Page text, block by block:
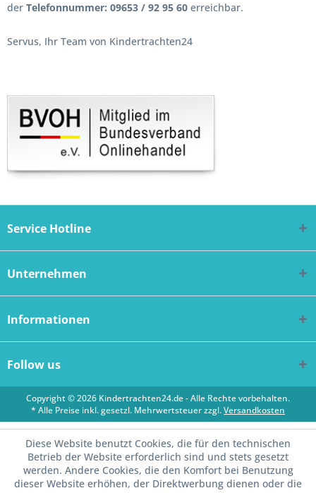
der Telefonnummer: 09653 / 92 95 60 erreichbar.
Servus, Ihr Team von Kindertrachten24
Service Hotline
Unternehmen
Informationen
Follow us
Copyright © 2026 Kindertrachten24.de - Alle Rechte vorbehalten.
* Alle Preise inkl. gesetzl. Mehrwertsteuer zzgl.Versandkosten
Diese Website benutzt Cookies, die für den technischen
Betrieb der Website erforderlich sind und stets gesetzt
werden. Andere Cookies, die den Komfort bei Benutzung
dieser Website erhöhen, der Direktwerbung dienen oder die